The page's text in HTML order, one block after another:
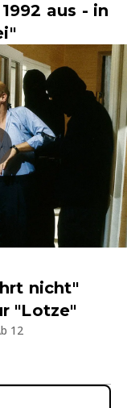
aus - in
nicht"
"Lotze"
12